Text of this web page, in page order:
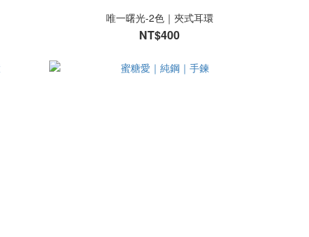
唯一曙光-2色｜夾式耳環
NT$400